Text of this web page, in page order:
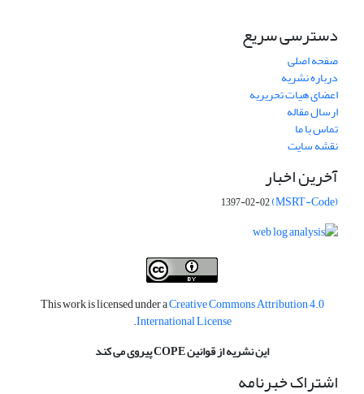
دسترسی سریع
صفحه اصلی
درباره نشریه
اعضای هیات تحریریه
ارسال مقاله
تماس با ما
نقشه سایت
آخرین اخبار
(MSRT-Code)
1397-02-02
This work is licensed under aCreative Commons Attribution 4.0
International License
.
این نشریه از قوانین COPE پیروی می کند
اشتراک خبرنامه